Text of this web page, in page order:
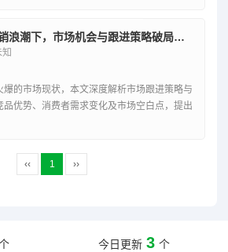
竞品热销浪潮下，市场机会与跟进策略破局之道
爆的市场现状，本文深度解析市场跟进策略与
优势、消费者需求变化及市场空白点，提出
‹‹ 1 ››
今日更新 3 个